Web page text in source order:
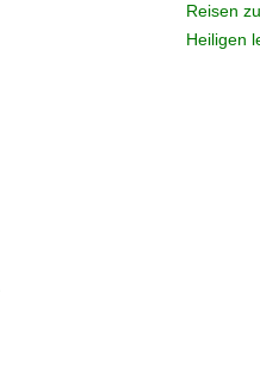
Reisen
Heiligen